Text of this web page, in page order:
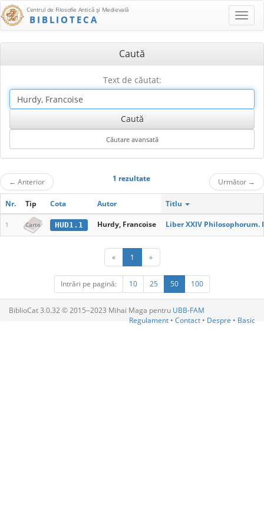
Centrul de Filosofie Antică şi Medievală
BIBLIOTECA
Caută
Text de căutat:
← Anterior 1 rezultate Următor →
Nr. Tip Cota Autor Titlu
1 Carte HUD1.1 Hurdy, Francoise Liber XXIV
« 1 »
Intrări pe pagină: 10 25 50 100
BiblioCat 3.0.32 © 2015‒2023 Mihai Maga pentru UBB-FAM
Regulament • Contact • Despre • Basic